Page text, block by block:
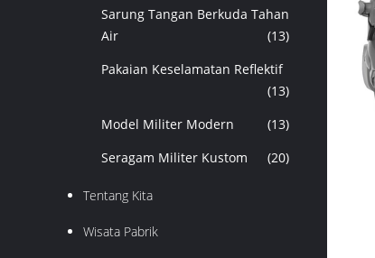
Sarung Tangan Berkuda Tahan
Air
(13)
Pakaian Keselamatan Reflektif
(13)
Model Militer Modern
(13)
Seragam Militer Kustom
(20)
Tentang Kita
Wisata Pabrik